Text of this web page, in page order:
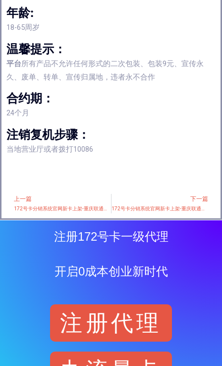
年龄:
18-65周岁
温馨提示：
平台所有产品不允许任何形式的二次包装、包装9元、宣传永
久、废单、转单、宣传归属地，违者永不合作
合约期：
24个月
注销复机步骤：
当地营业厅或者拨打10086
Prev
上一篇 下一篇
注册172号卡一级代理
开启0成本创业新时代
注册代理